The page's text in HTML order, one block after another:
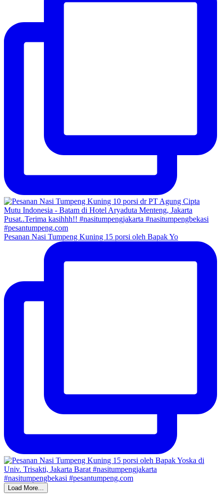
Pesanan Nasi Tumpeng Kuning 15 porsi oleh Bapak Yo
Load More...